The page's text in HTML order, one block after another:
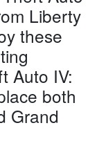
Liberty
these
Auto IV:
both
Grand